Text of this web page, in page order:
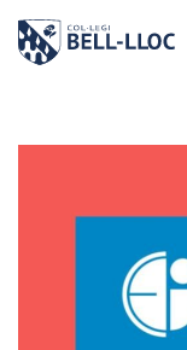
Educatiu